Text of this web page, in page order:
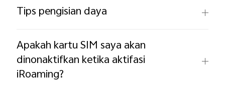
Tips pengisian daya
Apakah kartu SIM saya akan
dinonaktifkan ketika aktifasi
iRoaming?